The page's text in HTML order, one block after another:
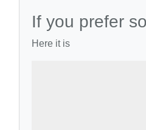
If you prefer
Here it is